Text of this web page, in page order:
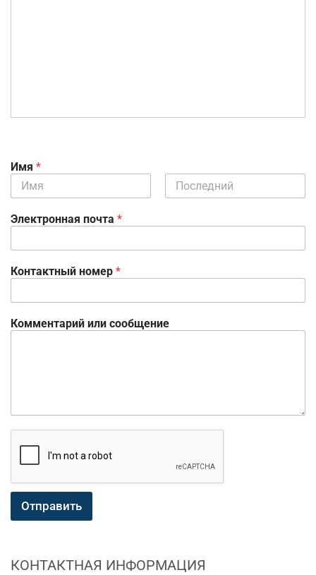
Имя *
Электронная почта *
Контактный номер *
Э
л
м
Комментарий или сообщение
Отправить
КОНТАКТНАЯ ИНФОРМАЦИЯ